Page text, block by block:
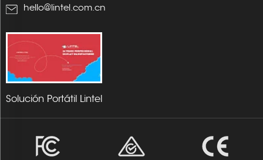
hello@lintel.com.cn
Solución Portátil Lintel